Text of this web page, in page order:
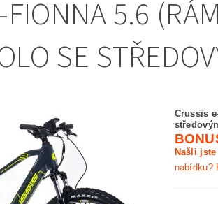
5.6
SE
Crussis
Našli
nabídku?